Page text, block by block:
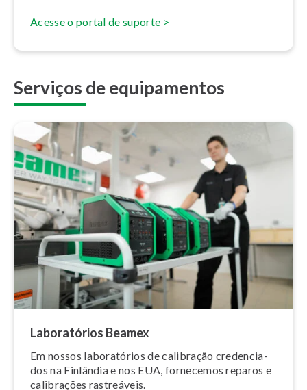
Acesse o portal de suporte >
Serviços de equipamentos
La­bo­ra­tó­rios Beamex
Em nossos la­bo­ra­tó­rios de calibração cre­den­ci­a­
dos na Finlândia e nos EUA, fornecemos reparos e
calibrações rastreáveis.